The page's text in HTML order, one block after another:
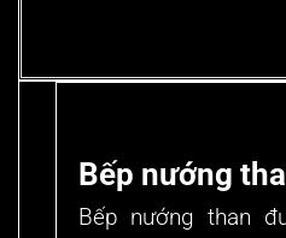
Bếp nướng
Bếp nướng than